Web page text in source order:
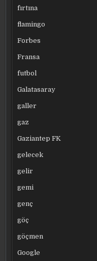
fırtına
flamingo
Forbes
Fransa
futbol
Galatasaray
galler
gaz
Gaziantep FK
gelecek
gelir
gemi
genç
göç
göçmen
Google